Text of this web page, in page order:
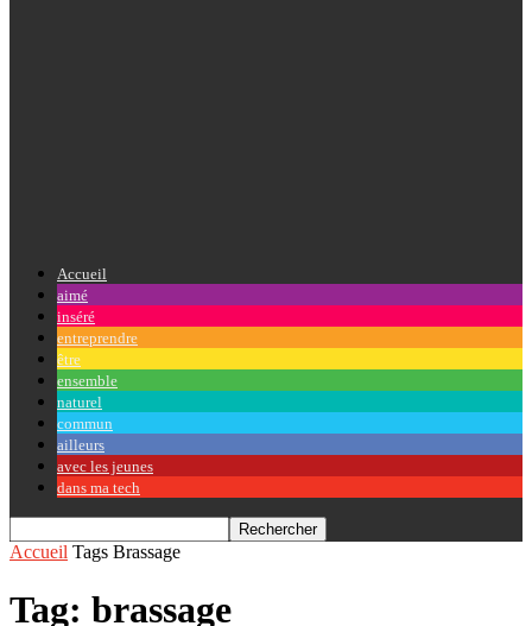
Accueil
aimé
inséré
entreprendre
être
ensemble
naturel
commun
ailleurs
avec les jeunes
dans ma tech
Accueil Tags Brassage
Tag: brassage